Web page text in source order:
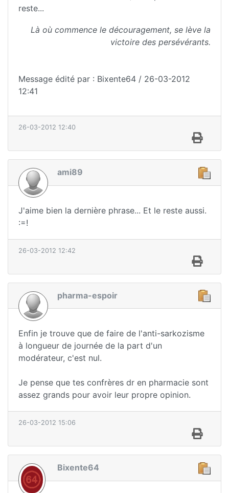
reste...
Là où commence le découragement, se lève la
victoire des persévérants.
Message édité par : Bixente64 / 26-03-2012
12:41
26-03-2012 12:40
ami89
J'aime bien la dernière phrase... Et le reste aussi.
:=!
26-03-2012 12:42
pharma-espoir
Enfin je trouve que de faire de l'anti-sarkozisme
à longueur de journée de la part d'un
modérateur, c'est nul.
Je pense que tes confrères dr en pharmacie sont
assez grands pour avoir leur propre opinion.
26-03-2012 15:06
Bixente64